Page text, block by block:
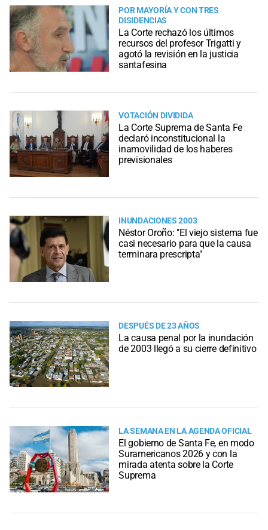
POR MAYORÍA Y CON TRES
DISIDENCIAS
La Corte rechazó los últimos
recursos del profesor Trigatti y
agotó la revisión en la justicia
santafesina
VOTACIÓN DIVIDIDA
La Corte Suprema de Santa Fe
declaró inconstitucional la
inamovilidad de los haberes
previsionales
INUNDACIONES 2003
Néstor Oroño: "El viejo sistema fue
casi necesario para que la causa
terminara prescripta"
DESPUÉS DE 23 AÑOS
La causa penal por la inundación
de 2003 llegó a su cierre definitivo
LA SEMANA EN LA AGENDA OFICIAL
El gobierno de Santa Fe, en modo
Suramericanos 2026 y con la
mirada atenta sobre la Corte
Suprema